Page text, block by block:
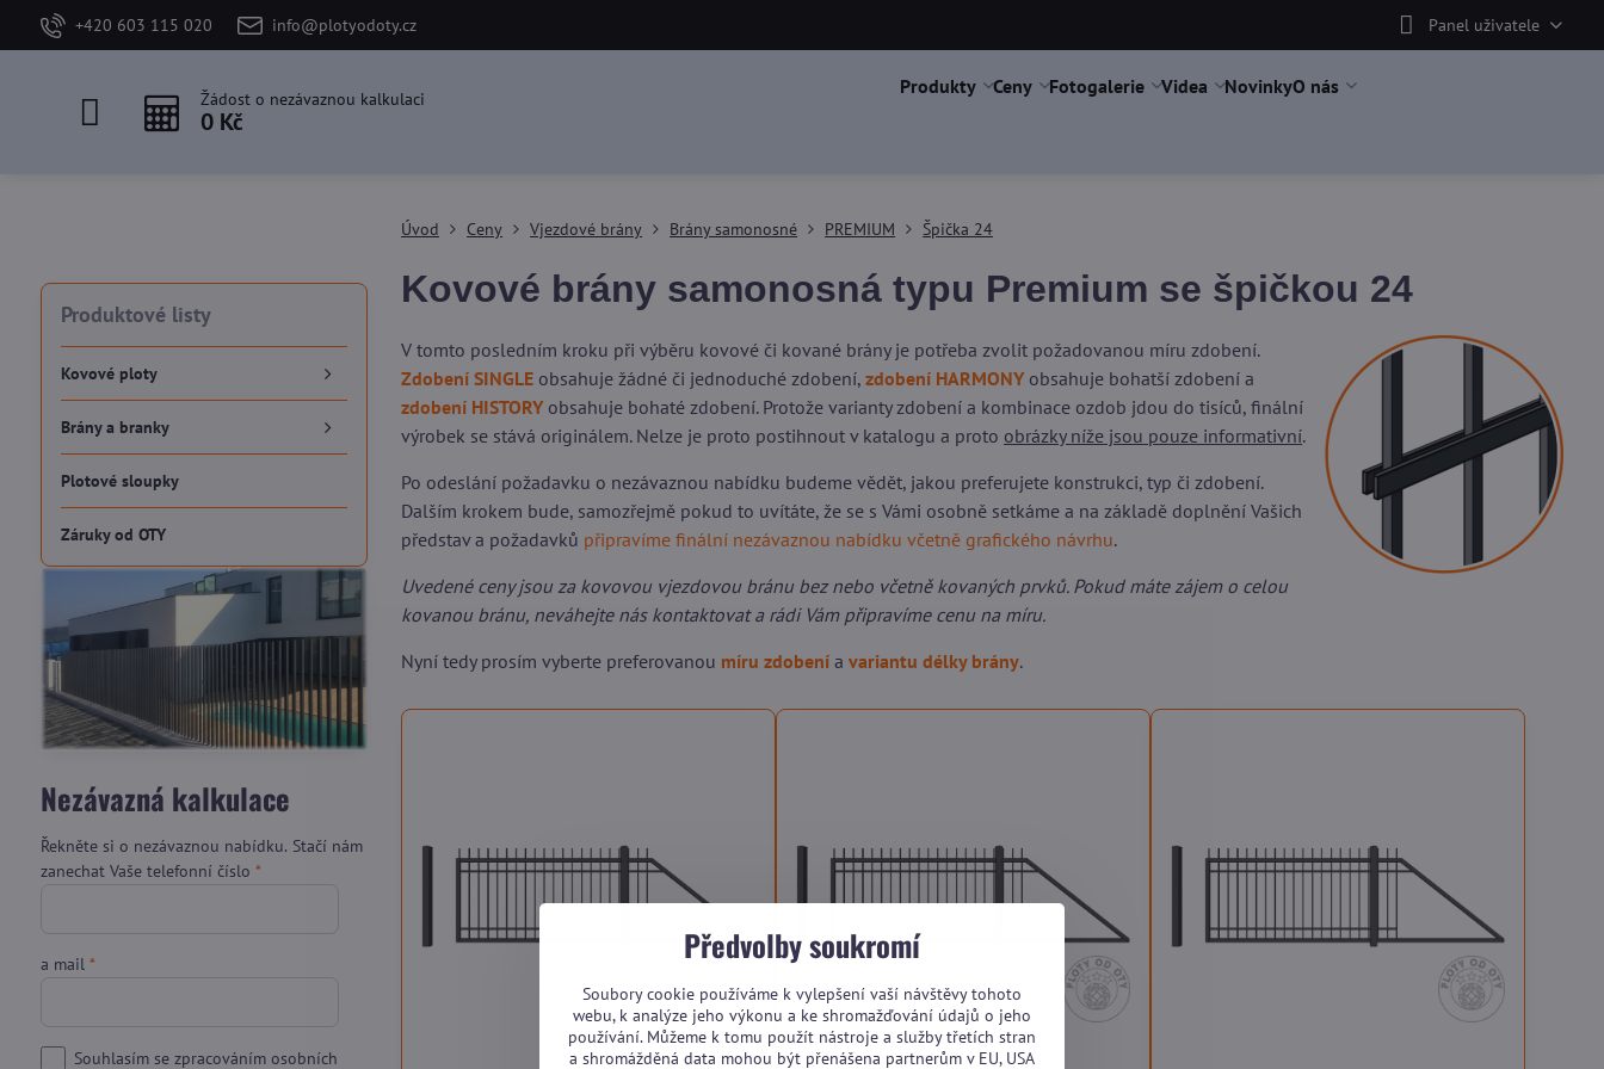
+420 603 115 020 info@plotyodoty.cz Panel uživatele
Žádost o nezávaznou kalkulaci
0 Kč
Produkty Ceny Fotogalerie Videa NovinkyO nás
Úvod Ceny Vjezdové brány Brány samonosné PREMIUM Špička 24
Kovové brány samonosná typu Premium se špičkou 24
V tomto posledním kroku při výběru kovové či kované brány je potřeba zvolit požadovanou míru zdobení.
Zdobení SINGLE obsahuje žádné či jednoduché zdobení,zdobení HARMONYobsahuje bohatší zdobení a
zdobení HISTORYobsahuje bohaté zdobení. Protože varianty zdobení a kombinace ozdob jdou do tisíců, finální
výrobek se stává originálem. Nelze je proto postihnout v katalogu a proto obrázky níže jsou pouze informativní.
Po odeslání požadavku o nezávaznou nabídku budeme vědět, jakou preferujete konstrukci, typ či zdobení.
Dalším krokem bude, samozřejmě pokud to uvítáte, že se s Vámi osobně setkáme a na základě doplnění Vašich
představ a požadavků připravíme finální nezávaznou nabídku včetně grafického návrhu.
Uvedené ceny jsou za kovovou vjezdovou bránu bez nebo včetně kovaných prvků. Pokud máte zájem o celou
kovanou bránu, neváhejte nás kontaktovat a rádi Vám připravíme cenu na míru.
Nyní tedy prosím vyberte preferovanou míru zdobení avariantu délky brány.
Produktové listy
Kovové ploty
Brány a branky
Plotové sloupky
Záruky od OTY
Nezávazná kalkulace
Řekněte si o nezávaznou nabídku. Stačí nám
zanechat Vaše telefonní číslo *
a mail *
Souhlasím se zpracováním osobních
Předvolby soukromí
Soubory cookie používáme k vylepšení vaší návštěvy tohoto
webu, k analýze jeho výkonu a ke shromažďování údajů o jeho
používání. Můžeme k tomu použít nástroje a služby třetích stran
a shromážděná data mohou být přenášena partnerům v EU, USA